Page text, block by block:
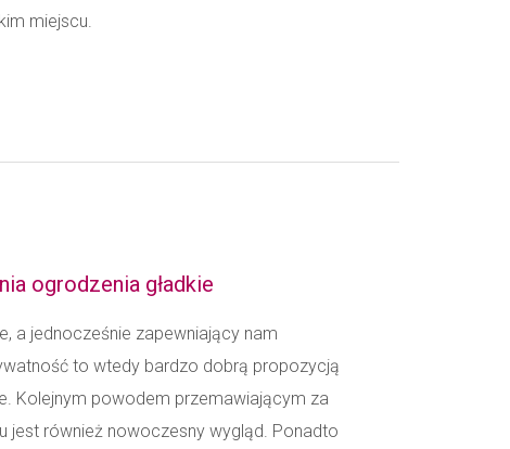
miejscu.
ogrodzenia gładkie
a jednocześnie zapewniający nam
to wtedy bardzo dobrą propozycją
Kolejnym powodem przemawiającym za
jest również nowoczesny wygląd. Ponadto